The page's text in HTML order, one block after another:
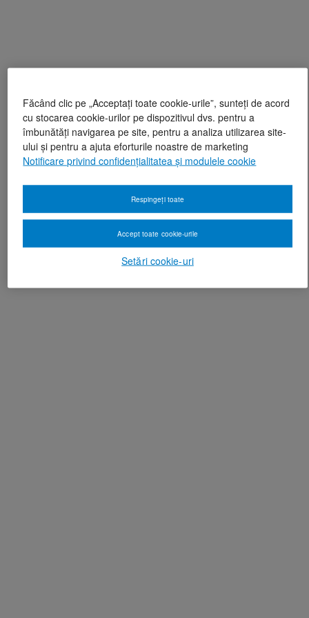
Făcând clic pe „Acceptați toate cookie-urile”, sunteți de acord
cu stocarea cookie-urilor pe dispozitivul dvs. pentru a
îmbunătăți navigarea pe site, pentru a analiza utilizarea site-
ului și pentru a ajuta eforturile noastre de marketing
Notificare privind confidențialitatea și modulele cookie
Setări cookie-uri
Respingeți toate
Accept toate cookie-urile